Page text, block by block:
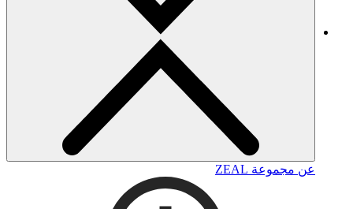
عن مجموعة ZEAL